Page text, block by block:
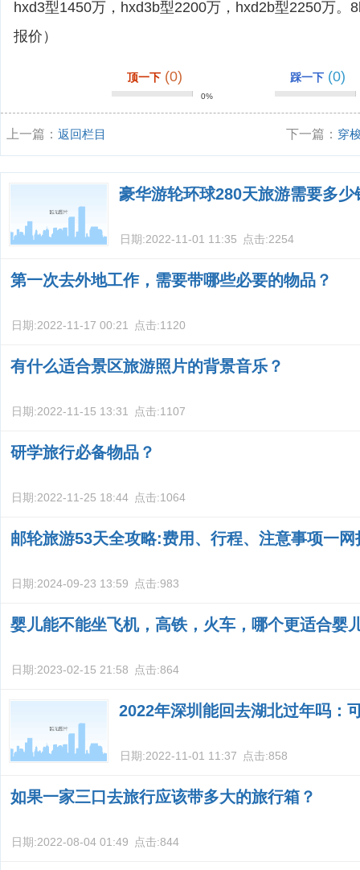
hxd3型1450万，hxd3b型2200万，hxd2b型2250万。
报价）
顶一下 (0)
0%
踩一下 (0)
上一篇： 返回栏目 下一篇： 穿
别？
豪华游轮环球280天旅游需要多少
日期:2022-11-01 11:35 点击:2254
第一次去外地工作，需要带哪些必要的物品？
日期:2022-11-17 00:21 点击:1120
有什么适合景区旅游照片的背景音乐？
日期:2022-11-15 13:31 点击:1107
研学旅行必备物品？
日期:2022-11-25 18:44 点击:1064
邮轮旅游53天全攻略:费用、行程、注意事项一网
日期:2024-09-23 13:59 点击:983
婴儿能不能坐飞机，高铁，火车，哪个更适合婴
日期:2023-02-15 21:58 点击:864
2022年深圳能回去湖北过年吗：
日期:2022-11-01 11:37 点击:858
如果一家三口去旅行应该带多大的旅行箱？
日期:2022-08-04 01:49 点击:844